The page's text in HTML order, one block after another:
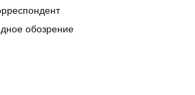
обозрение